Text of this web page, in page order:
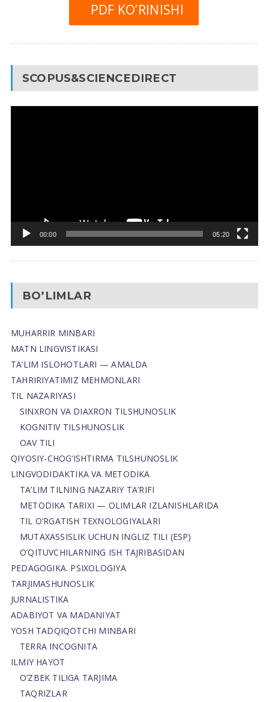
PDF KO’RINISHI
SCOPUS&SCIENCEDIRECT
00:00 05:20
BO’LIMLAR
MUHARRIR MINBARI
MATN LINGVISTIKASI
TA’LIM ISLOHOTLARI — AMALDA
TAHRIRIYATIMIZ MEHMONLARI
TIL NAZARIYASI
SINXRON VA DIAXRON TILSHUNOSLIK
KOGNITIV TILSHUNOSLIK
OAV TILI
QIYOSIY-CHOG‘ISHTIRMA TILSHUNOSLIK
LINGVODIDAKTIKA VA METODIKA
TA’LIM TILNING NAZARIY TA’RIFI
METODIKA TARIXI — OLIMLAR IZLANISHLARIDA
TIL O’RGATISH TEXNOLOGIYALARI
MUTAXASSISLIK UCHUN INGLIZ TILI (ESP)
O’QITUVCHILARNING ISH TAJRIBASIDAN
PEDAGOGIKA. PSIXOLOGIYA
TARJIMASHUNOSLIK
JURNALISTIKA
ADABIYOT VA MADANIYAT
YOSH TADQIQOTCHI MINBARI
TERRA INCOGNITA
ILMIY HAYOT
O’ZBEK TILIGA TARJIMA
TAQRIZLAR